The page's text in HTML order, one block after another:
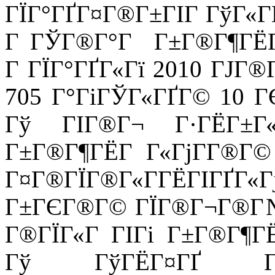
ГЇГ°ГҐГ¤Г®Г±ГІГ
Г ГЎГ®Г°Г Г±Г®Г¶ГЁГ
Г ГЇГ°ГҐГ«Гї 2010
705 Г°ГіГЎГ«ГҐГ© 10
Гў ГІГ®Г¬
Г±Г®Г¶ГЁГ Г«ГјГ­Г®Г©
Г±ГЄГ®Г©
Г®ГЇГ«Г ГІГі
Гў ГўГЁГ¤ГҐ